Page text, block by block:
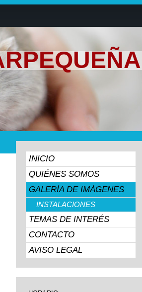
INICIO
QUIÉNES SOMOS
GALERÍA DE IMÁGENES
INSTALACIONES
TEMAS DE INTERÉS
CONTACTO
AVISO LEGAL